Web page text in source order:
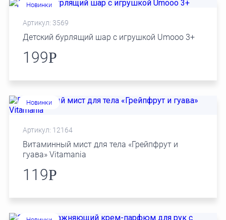
Новинки
Артикул: 3569
Детский бурлящий шар с игрушкой Umooo 3+
199Р
Новинки
Артикул: 12164
Витаминный мист для тела «Грейпфрут и
гуава» Vitamania
119Р